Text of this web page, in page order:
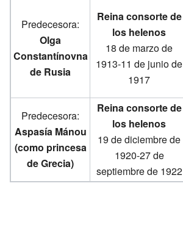
Predecesora:
Olga
Constantínovna
de Rusia
Reina consorte de
los helenos
18 de marzo de
1913-11 de junio de
1917
Predecesora:
Aspasía Mánou
(como princesa
de Grecia)
Reina consorte de
los helenos
19 de diciembre de
1920-27 de
septiembre de 1922